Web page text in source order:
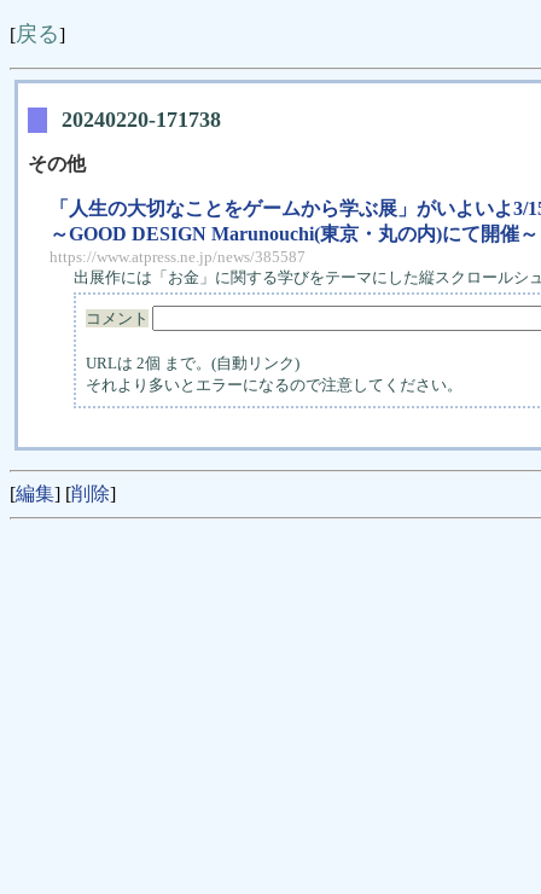
[戻る]
20240220-171738
その他
「人生の大切なことをゲームから学ぶ展」がいよいよ
～GOOD DESIGN Marunouchi(東京・丸の内)にて開催～
https://www.atpress.ne.jp/news/385587
出展作には「お金」に関する学びをテーマにした縦スクロールシ
コメント
URLは 2個 まで。(自動リンク)
それより多いとエラーになるので注意してください。
[編集] [削除]